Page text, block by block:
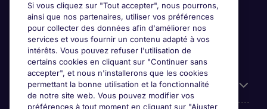
Candidats
Si vous cliquez sur "Tout accepter", nous pourrons,
ainsi que nos partenaires, utiliser vos préférences
pour collecter des données afin d'améliorer nos
services et vous fournir un contenu adapté à vos
intérêts. Vous pouvez refuser l'utilisation de
certains cookies en cliquant sur "Continuer sans
accepter", et nous n'installerons que les cookies
permettant la bonne utilisation et la fonctionnalité
de notre site web. Vous pouvez modifier vos
préférences à tout moment en cliquant sur "Ajuster